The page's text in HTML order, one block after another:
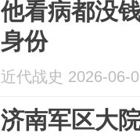
他看病都没
身份
近代战史 2026-06-
济南军区大